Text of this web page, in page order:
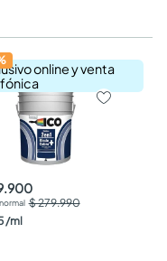
online y venta
$ 279.990
/ml